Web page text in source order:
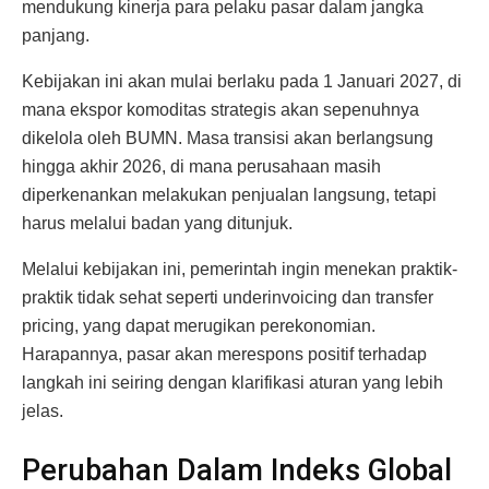
mendukung kinerja para pelaku pasar dalam jangka
panjang.
Kebijakan ini akan mulai berlaku pada 1 Januari 2027, di
mana ekspor komoditas strategis akan sepenuhnya
dikelola oleh BUMN. Masa transisi akan berlangsung
hingga akhir 2026, di mana perusahaan masih
diperkenankan melakukan penjualan langsung, tetapi
harus melalui badan yang ditunjuk.
Melalui kebijakan ini, pemerintah ingin menekan praktik-
praktik tidak sehat seperti underinvoicing dan transfer
pricing, yang dapat merugikan perekonomian.
Harapannya, pasar akan merespons positif terhadap
langkah ini seiring dengan klarifikasi aturan yang lebih
jelas.
Perubahan Dalam Indeks Global